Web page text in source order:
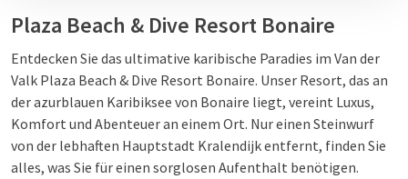
Plaza Beach & Dive Resort Bonaire
Entdecken Sie das ultimative karibische Paradies im Van der
Valk Plaza Beach & Dive Resort Bonaire. Unser Resort, das an
der azurblauen Karibiksee von Bonaire liegt, vereint Luxus,
Komfort und Abenteuer an einem Ort. Nur einen Steinwurf
von der lebhaften Hauptstadt Kralendijk entfernt, finden Sie
alles, was Sie für einen sorglosen Aufenthalt benötigen.